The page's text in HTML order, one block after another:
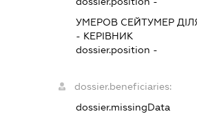
УМЕРОВ СЕЙТУМЕР
- КЕРІВНИК
dossier.position -
dossier.beneficiaries:
dossier.missingData